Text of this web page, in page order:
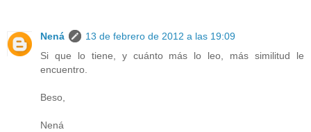
Nená
13 de febrero de 2012 a las 19:09
Si que lo tiene, y cuánto más lo leo, más similitud le
encuentro.
Beso,
Nená